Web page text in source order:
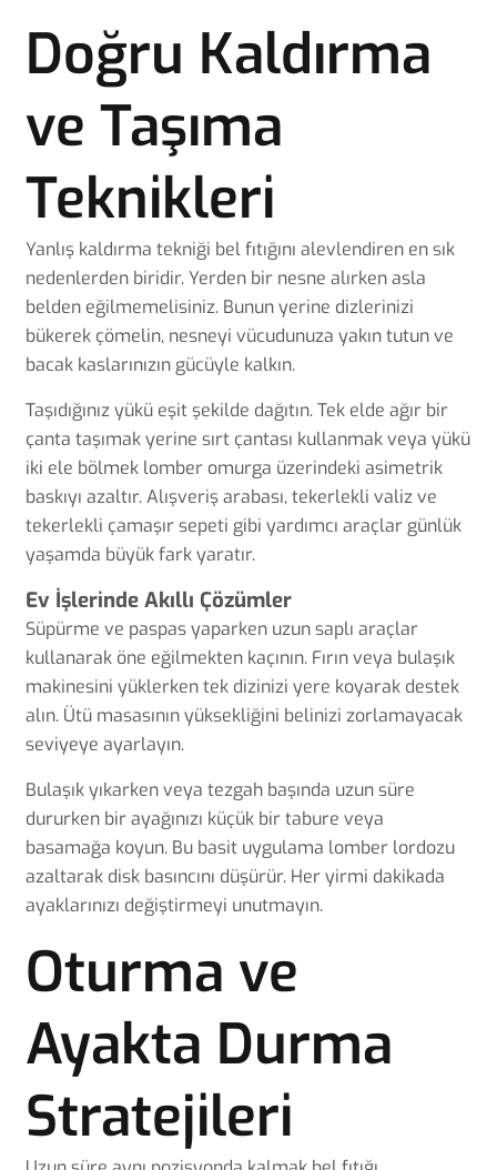
Doğru Kaldırma
ve Taşıma
Teknikleri
Yanlış kaldırma tekniği bel fıtığını alevlendiren en sık
nedenlerden biridir. Yerden bir nesne alırken asla
belden eğilmemelisiniz. Bunun yerine dizlerinizi
bükerek çömelin, nesneyi vücudunuza yakın tutun ve
bacak kaslarınızın gücüyle kalkın.
Taşıdığınız yükü eşit şekilde dağıtın. Tek elde ağır bir
çanta taşımak yerine sırt çantası kullanmak veya yükü
iki ele bölmek lomber omurga üzerindeki asimetrik
baskıyı azaltır. Alışveriş arabası, tekerlekli valiz ve
tekerlekli çamaşır sepeti gibi yardımcı araçlar günlük
yaşamda büyük fark yaratır.
Ev İşlerinde Akıllı Çözümler
Süpürme ve paspas yaparken uzun saplı araçlar
kullanarak öne eğilmekten kaçının. Fırın veya bulaşık
makinesini yüklerken tek dizinizi yere koyarak destek
alın. Ütü masasının yüksekliğini belinizi zorlamayacak
seviyeye ayarlayın.
Bulaşık yıkarken veya tezgah başında uzun süre
dururken bir ayağınızı küçük bir tabure veya
basamağa koyun. Bu basit uygulama lomber lordozu
azaltarak disk basıncını düşürür. Her yirmi dakikada
ayaklarınızı değiştirmeyi unutmayın.
Oturma ve
Ayakta Durma
Stratejileri